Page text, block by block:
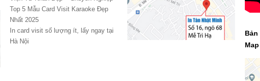
Top 5 Mẫu Card Visit Karaoke Đẹp
Nhất 2025
In card visit số lượng ít, lấy ngay tại
Hà Nội
Map